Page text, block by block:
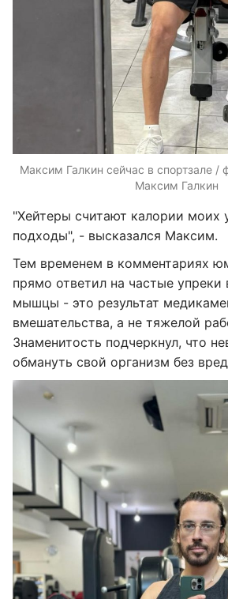
Максим Галкин сейчас в спортзале /
Максим Галкин
"Хейтеры считают калории моих
подходы", - высказался Максим.
Тем временем в комментариях
прямо ответил на частые упреки
мышцы - это результат
вмешательства, а не тяжелой
Знаменитость подчеркнул, что
обмануть свой организм без